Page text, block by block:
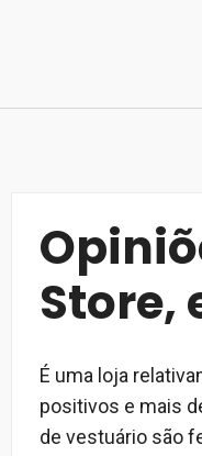
Store,
É uma loja
positivos e mais
de vestuário são